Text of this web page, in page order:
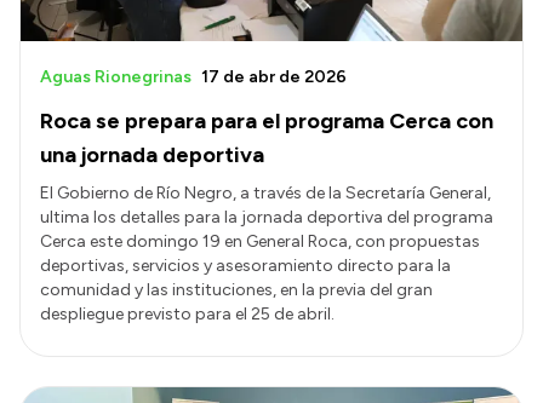
Compras y licitaciones
Consulta de expedientes
Convocatorias
Intranet
Login
Roca se prepara para el programa Cerca con
una jornada deportiva
Aguas Rionegrinas 17 de abr de 2026
El Gobierno de Río Negro, a través de la Secretaría General,
ultima los detalles para la jornada deportiva del programa
Cerca este domingo 19 en General Roca, con propuestas
deportivas, servicios y asesoramiento directo para la
comunidad y las instituciones, en la previa del gran
despliegue previsto para el 25 de abril.